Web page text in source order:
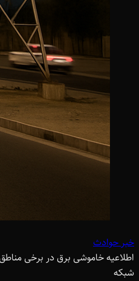
خبر حوادث
اطلاعیه خاموشی برق در برخی
شبکه